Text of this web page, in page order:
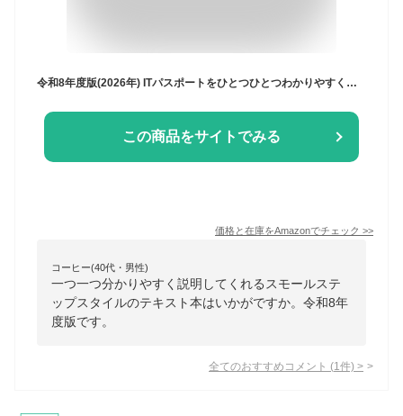
令和8年度版(2026年) ITパスポートをひとつひとつわかりやすく。教科書 (資格をひとつひとつ)
この商品をサイトでみる
価格と在庫をAmazonでチェック >>
コーヒー(40代・男性)
一つ一つ分かりやすく説明してくれるスモールステ
ップスタイルのテキスト本はいかがですか。令和8年
度版です。
全てのおすすめコメント (1 件) >